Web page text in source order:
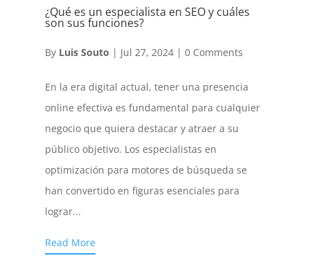
¿Qué es un especialista en SEO y cuáles
son sus funciones?
By Luis Souto | Jul 27, 2024| 0 Comments
En la era digital actual, tener una presencia
online efectiva es fundamental para cualquier
negocio que quiera destacar y atraer a su
público objetivo. Los especialistas en
optimización para motores de búsqueda se
han convertido en figuras esenciales para
lograr...
Read More